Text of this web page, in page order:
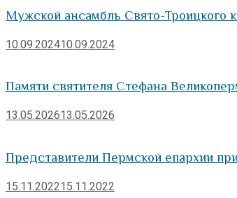
Мужской ансамбль Свято-Троицкого
10.09.202410.09.2024
Памяти святителя Стефана
13.05.202613.05.2026
Представители Пермской епархии
15.11.202215.11.2022